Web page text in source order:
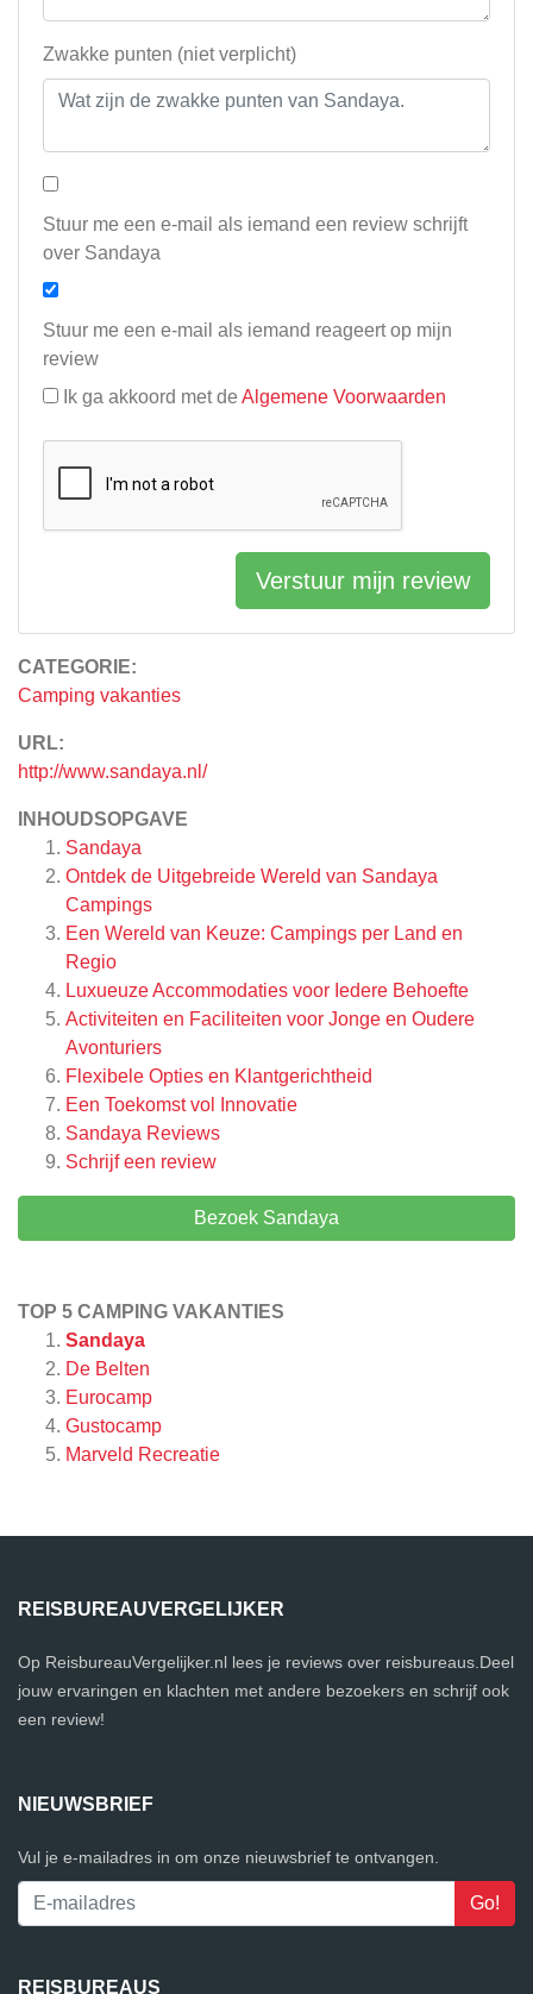
CATEGORIE:
Camping vakanties
URL:
http://www.sandaya.nl/
INHOUDSOPGAVE
Sandaya
Ontdek de Uitgebreide Wereld van Sandaya
Campings
Een Wereld van Keuze: Campings per Land en
Regio
Luxueuze Accommodaties voor Iedere Behoefte
Activiteiten en Faciliteiten voor Jonge en Oudere
Avonturiers
Flexibele Opties en Klantgerichtheid
Een Toekomst vol Innovatie
Sandaya Reviews
Schrijf een review
Bezoek Sandaya
TOP 5 CAMPING VAKANTIES
Sandaya
De Belten
Eurocamp
Gustocamp
Marveld Recreatie
Zwakke punten (niet verplicht)
Stuur me een e-mail als iemand een review schrijft
over Sandaya
Stuur me een e-mail als iemand reageert op mijn
review
Ik ga akkoord met de Algemene Voorwaarden
Verstuur mijn review
REISBUREAUVERGELIJKER
Op ReisbureauVergelijker.nl lees je reviews over reisbureaus.Deel
jouw ervaringen en klachten met andere bezoekers en schrijf ook
een review!
NIEUWSBRIEF
Vul je e-mailadres in om onze nieuwsbrief te ontvangen.
REISBUREAUS